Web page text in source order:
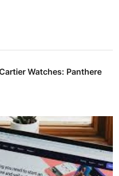
Watches: Panthere